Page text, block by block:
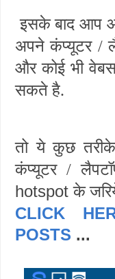
इसके बाद आप
अपने कंप्यूटर /
और कोई भी
सकते है.
तो ये कुछ
कंप्यूटर /
hotspotके
CLICK
POSTS ...